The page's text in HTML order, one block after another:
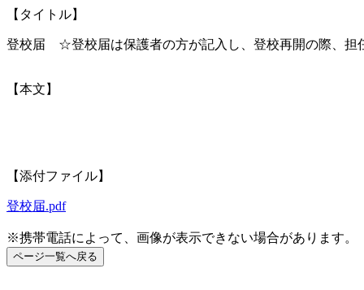
【タイトル】
登校届 ☆登校届は保護者の方が記入し、登校再開の際、担
【本文】
【添付ファイル】
登校届.pdf
※携帯電話によって、画像が表示できない場合があります。